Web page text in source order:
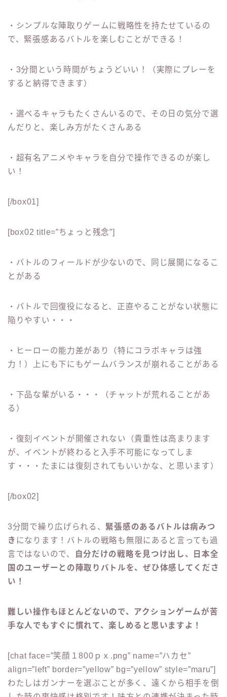
・シンプルな陣取りゲームに戦略性を持たせているの
で、緊張感あるバトルを楽しむことができる！
・3分間という時間がちょうどいい！（実際にプレーを
すると納得できます）
・選べるキャラもたくさんいるので、その日の気分で選
んだりと、楽しみ方がたくさんある
・超有名アニメやキャラを自分で操作できるのが楽し
い！
[/box01]
[box02 title=”ちょっと残念”]
・バトルのフィールドが少ないので、同じ展開になるこ
とがある
・バトルで回復役になると、正直やることがない状態に
陥りやすい・・・
・ヒーローの能力差があり（特にコラボキャラは強
力！）上にも下にもゲームバランスが崩れることがある
・下品な輩がいる・・・（チャットが荒れることがあ
る）
・復刻イベントが開催されない（貴重性は高まります
が、イベントが終わると入手不可能になってしま
す・・・たまには復刻されてもいいかな、と思います）
[/box02]
3分間で繰り広げられる、 緊張感のあるバトルは病みつ
き になります！バトルの戦略も無限にあると言っても過
言ではないので、
自分だけの戦略を見つけ出し、日本全
国のユーザーとの陣取りバトルを、ぜひ体感してくださ
い！
難しい操作もほとんどないので、アクションゲームが苦
手な人でもすぐに慣れて、楽しめると思いますよ！
[chat face=”笑顔１800ｐｘ.png” name=”ハカセ”
align=”left” border=”yellow” bg=”yellow” style=”maru”]
わたしはガンナーを選ぶことが多く、遠くから相手を倒